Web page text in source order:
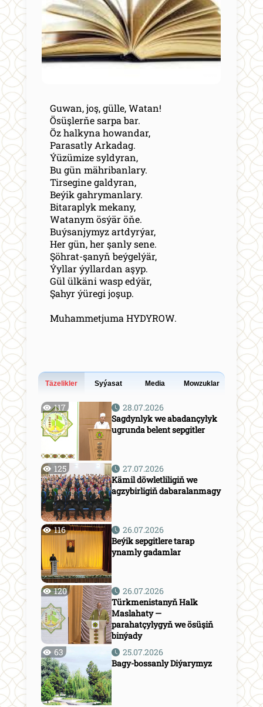
Guwan, joş, gülle, Watan!
Ösüşlerňe sarpa bar.
Öz halkyna howandar,
Parasatly Arkadag.
Ýüzümize syldyran,
Bu gün mähribanlary.
Tirsegine galdyran,
Beýik gahrymanlary.
Bitaraplyk mekany,
Watanym ösýär öňe.
Buýsanjymyz artdyrýar,
Her gün, her şanly sene.
Şöhrat-şanyň beýgelýär,
Ýyllar ýyllardan aşyp.
Gül ülkäni wasp edýär,
Şahyr ýüregi joşup.
Muhammetjuma HYDYROW.
Täzelikler Syýasat Media Mowzuklar
117
28.07.2026
Sagdynlyk we abadançylyk
ugrunda belent sepgitler
125
27.07.2026
Kämil döwletliligiň we
agzybirligiň dabaralanmagy
116
26.07.2026
Beýik sepgitlere tarap
ynamly gadamlar
120
26.07.2026
Türkmenistanyň Halk
Maslahaty —
parahatçylygyň we ösüşiň
binýady
63
25.07.2026
Bagy-bossanly Diýarymyz